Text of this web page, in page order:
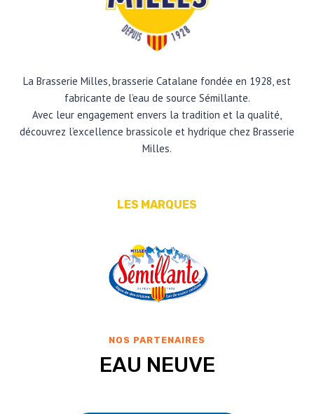
La Brasserie Milles, brasserie Catalane fondée en 1928, est
fabricante de l’eau de source Sémillante.
Avec leur engagement envers la tradition et la qualité,
découvrez l’excellence brassicole et hydrique chez Brasserie
Milles.
LES MARQUES
NOS PARTENAIRES
EAU NEUVE